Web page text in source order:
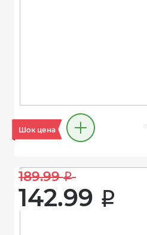
Шок цена
189.99 i
142.99 i